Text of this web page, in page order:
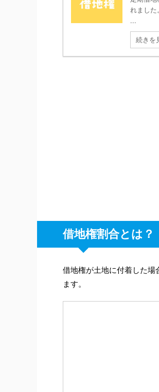
れました
...
続きを
借地権割合とは？
借地権が土地に付着した
ます。